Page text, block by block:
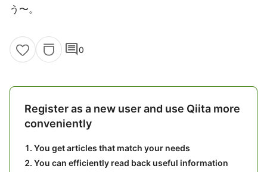
う〜。
comment0
Register as a new user and use Qiita more
conveniently
You get articles that match your needs
You can efficiently read back useful information